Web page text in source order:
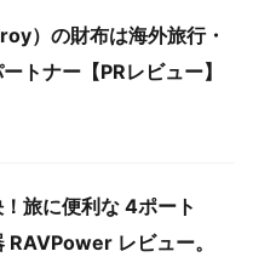
）の財布は海外旅行・
トナー【PRレビュー】
旅に便利な 4ポート
RAVPower レビュー。